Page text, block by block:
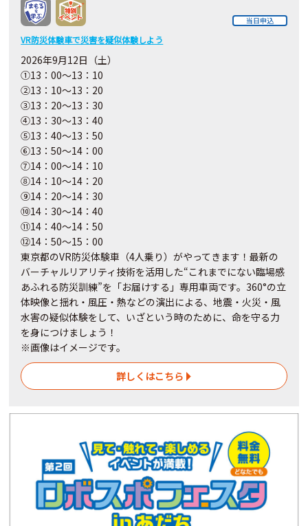
当日申込
VR防災体験車で災害を疑似体験しよう
2026年9月12日（土）
①13：00～13：10
②13：10～13：20
③13：20～13：30
④13：30～13：40
⑤13：40～13：50
⑥13：50～14：00
⑦14：00～14：10
⑧14：10～14：20
⑨14：20～14：30
⑩14：30～14：40
⑪14：40～14：50
⑫14：50～15：00
東京都のVR防災体験車（4人乗り）がやってきます！最新の
バーチャルリアリティ技術を活用した“これまでにない臨場感
あふれる防災訓練”を「お届けする」専用車両です。360°の立
体映像と揺れ・風圧・熱などの演出による、地震・火災・風
水害の疑似体験をして、いざという時のために、命を守る力
を身につけましょう！
※画像はイメージです。
詳しくはこちら